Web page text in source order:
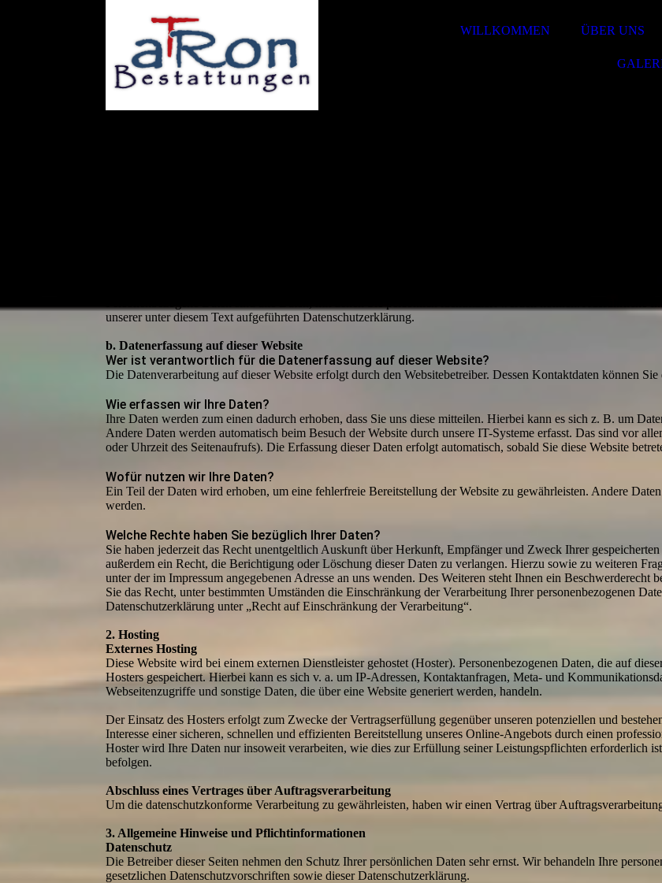
WILLKOMMEN ÜBER UNS
unserer unter diesem Text aufgeführten Datenschutzerklärung.
b. Datenerfassung auf dieser Website
Wer ist verantwortlich für die Datenerfassung auf dieser Website?
Die Datenverarbeitung auf dieser Website erfolgt durch den Websitebetreiber. Dessen Kontaktdaten können Sie
Wie erfassen wir Ihre Daten?
Ihre Daten werden zum einen dadurch erhoben, dass Sie uns diese mitteilen. Hierbei kann es sich z. B. um
Andere Daten werden automatisch beim Besuch der Website durch unsere IT-Systeme erfasst. Das sind vor
oder Uhrzeit des Seitenaufrufs). Die Erfassung dieser Daten erfolgt automatisch, sobald Sie diese Website
Wofür nutzen wir Ihre Daten?
Ein Teil der Daten wird erhoben, um eine fehlerfreie Bereitstellung der Website zu gewährleisten. Andere
werden.
Welche Rechte haben Sie bezüglich Ihrer Daten?
Sie haben jederzeit das Recht unentgeltlich Auskunft über Herkunft, Empfänger und Zweck Ihrer
außerdem ein Recht, die Berichtigung oder Löschung dieser Daten zu verlangen. Hierzu sowie zu weiteren
unter der im Impressum angegebenen Adresse an uns wenden. Des Weiteren steht Ihnen ein Beschwerderecht
Sie das Recht, unter bestimmten Umständen die Einschränkung der Verarbeitung Ihrer personenbezogenen
Datenschutzerklärung unter „Recht auf Einschränkung der Verarbeitung“.
2. Hosting
Externes Hosting
Diese Website wird bei einem externen Dienstleister gehostet (Hoster). Personenbezogenen Daten, die auf
Hosters gespeichert. Hierbei kann es sich v. a. um IP-Adressen, Kontaktanfragen, Meta- und
Webseitenzugriffe und sonstige Daten, die über eine Website generiert werden, handeln.
Der Einsatz des Hosters erfolgt zum Zwecke der Vertragserfüllung gegenüber unseren potenziellen und
Interesse einer sicheren, schnellen und effizienten Bereitstellung unseres Online-Angebots durch einen
Hoster wird Ihre Daten nur insoweit verarbeiten, wie dies zur Erfüllung seiner Leistungspflichten erforderlich
befolgen.
Abschluss eines Vertrages über Auftragsverarbeitung
Um die datenschutzkonforme Verarbeitung zu gewährleisten, haben wir einen Vertrag über
3. Allgemeine Hinweise und Pflicht­informationen
Datenschutz
Die Betreiber dieser Seiten nehmen den Schutz Ihrer persönlichen Daten sehr ernst. Wir behandeln Ihre
gesetzlichen Datenschutzvorschriften sowie dieser Datenschutzerklärung.